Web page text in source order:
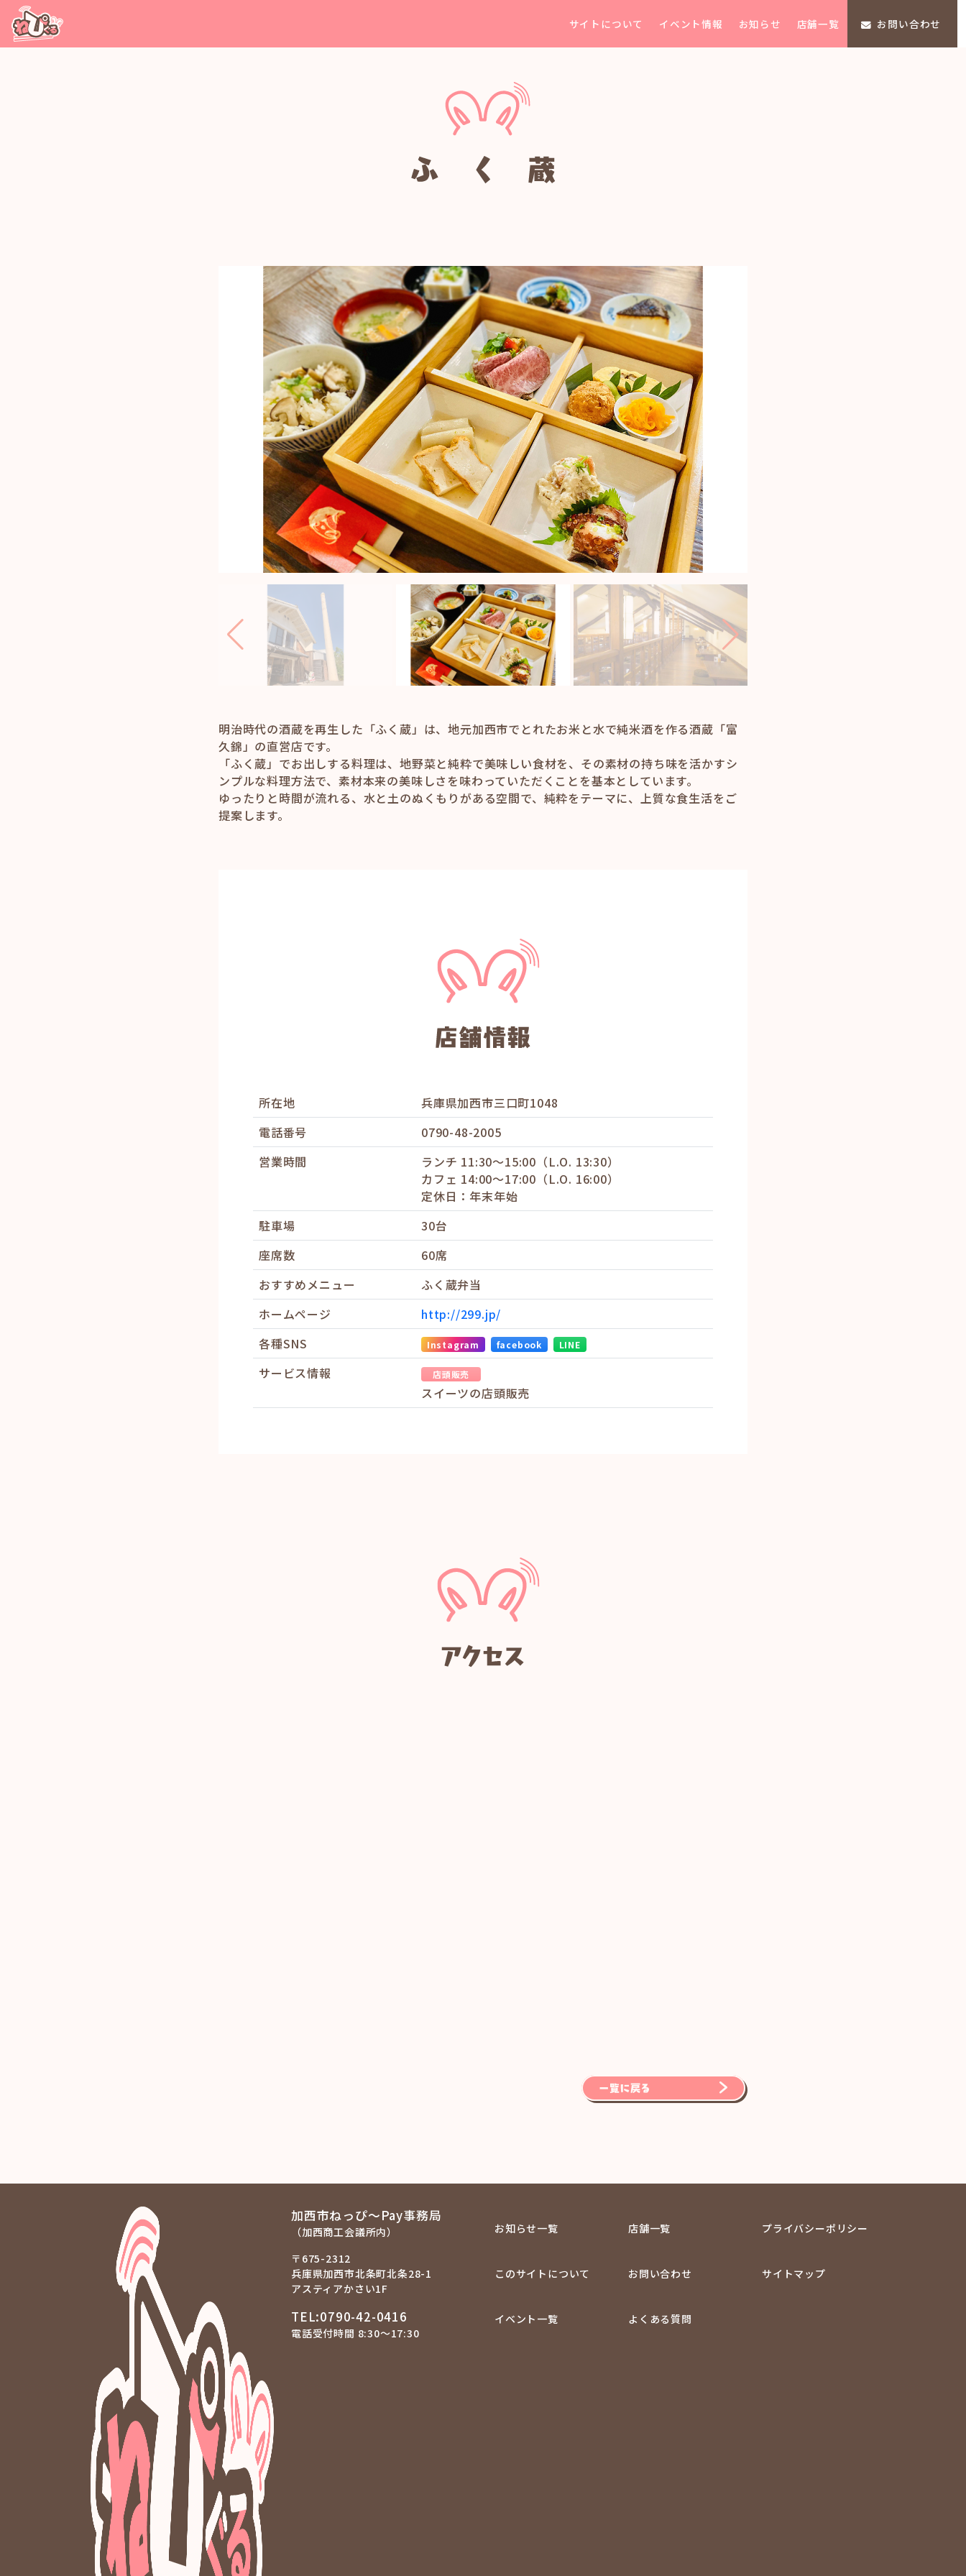
コンテンツへ移動
サイトについて イベント情報 お知らせ 店舗一覧 お問い合わせ
明治時代の酒蔵を再生した「ふく蔵」は、地元加西市でとれたお米と水で純米酒を作る酒蔵「富
久錦」の直営店です。
「ふく蔵」でお出しする料理は、地野菜と純粋で美味しい食材を、その素材の持ち味を活かすシ
ンプルな料理方法で、素材本来の美味しさを味わっていただくことを基本としています。
ゆったりと時間が流れる、水と土のぬくもりがある空間で、純粋をテーマに、上質な食生活をご
提案します。
所在地
兵庫県加西市三口町1048
電話番号
0790-48-2005
営業時間
ランチ 11:30〜15:00（L.O. 13:30）
カフェ 14:00〜17:00（L.O. 16:00）
定休日：年末年始
駐車場
30台
座席数
60席
おすすめメニュー
ふく蔵弁当
ホームページ
http://299.jp/
各種SNS
Instagram facebook LINE
サービス情報 店頭販売
スイーツの店頭販売
加西市ねっぴ～Pay事務局
（加西商工会議所内）
〒675-2312
兵庫県加西市北条町北条28-1
アスティアかさい1F
TEL:0790-42-0416
電話受付時間 8:30～17:30
お知らせ一覧
このサイトについて
イベント一覧
店舗一覧
お問い合わせ
よくある質問
プライバシーポリシー
サイトマップ